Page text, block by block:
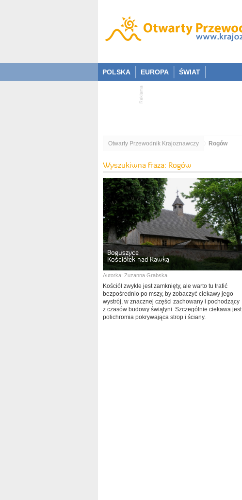
POLSKA EUROPA ŚWIAT
Otwarty Przewodnik Krajoznawczy Rogów
Wyszukiwna fraza: Rogów
Boguszyce
Kościółek nad Rawką
Autorka: Zuzanna Grabska
Kościół zwykle jest zamknięty, ale warto tu trafić
bezpośrednio po mszy, by zobaczyć ciekawy jego
wystrój, w znacznej części zachowany i pochodzący
z czasów budowy świątyni. Szczególnie ciekawa jest
polichromia pokrywająca strop i ściany.